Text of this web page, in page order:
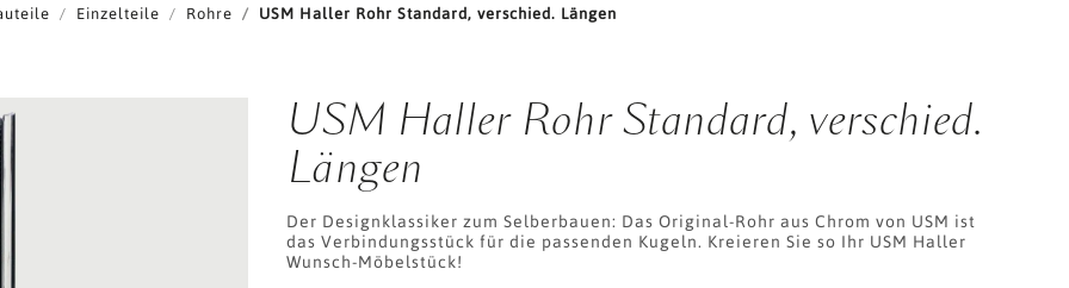
Einzelteile Rohre USM Haller Rohr Standard, verschied. Längen
USM Haller Rohr Standard, verschied.
Längen
Der Designklassiker zum Selberbauen: Das Original-Rohr aus Chrom von USM ist
das Verbindungsstück für die passenden Kugeln. Kreieren Sie so Ihr USM Haller
Wunsch-Möbelstück!